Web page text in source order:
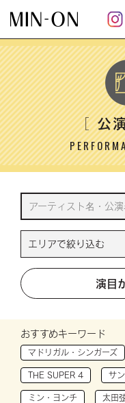
HOME ＞ 公演案内
［公
演目
おすすめキーワード
マドリガル・シンガーズ
THE SUPER 4 サ
ミン・ヨンチ 太田